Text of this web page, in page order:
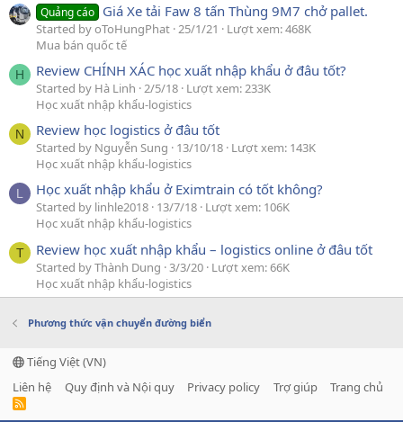
Quảng cáo Giá Xe tải Faw 8 tấn Thùng 9M7 chở pallet.
Started by oToHungPhat 25/1/21
Lượt xem: 468K
Mua bán quốc tế
H Review CHÍNH XÁC học xuất nhập khẩu ở đâu tốt?
Started by Hà Linh 2/5/18 Lượt xem: 233K
Học xuất nhập khẩu-logistics
N Review học logistics ở đâu tốt
Started by Nguyễn Sung 13/10/18 Lượt xem: 143K
Học xuất nhập khẩu-logistics
L Học xuất nhập khẩu ở Eximtrain có tốt không?
Started by linhle2018 13/7/18 Lượt xem: 106K
Học xuất nhập khẩu-logistics
T Review học xuất nhập khẩu – logistics online ở đâu tốt
Started by Thành Dung 3/3/20 Lượt xem: 66K
Học xuất nhập khẩu-logistics
Phương thức vận chuyển đường biển
Tiếng Việt (VN)
Liên hệ
Quy định và Nội quy Privacy policy Trợ giúp Trang chủ
R